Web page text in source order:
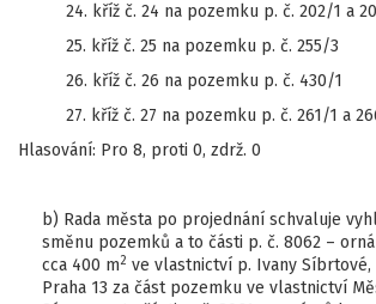
24. kříž č. 24 na pozemku p. č. 202/1 a
25. kříž č. 25 na pozemku p. č. 255/3
26. kříž č. 26 na pozemku p. č. 430/1
27. kříž č. 27 na pozemku p. č. 261/1 a
Hlasování: Pro 8, proti 0, zdrž. 0
b) Rada města po projednání schvaluje
směnu pozemků a to části p. č. 8062 –
cca 400 m2 ve vlastnictví p. Ivany Síbrtové,
Praha 13 za část pozemku ve vlastnictví